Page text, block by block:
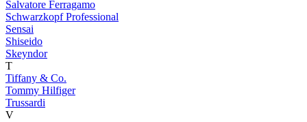
Salvatore Ferragamo
Schwarzkopf Professional
Sensai
Shiseido
Skeyndor
T
Tiffany & Co.
Tommy Hilfiger
Trussardi
V